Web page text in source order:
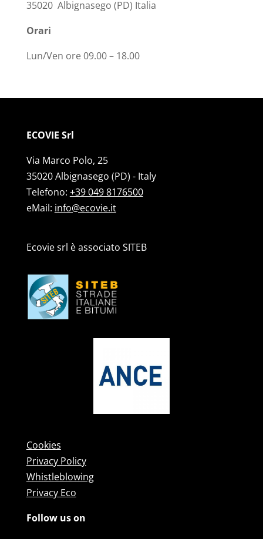
35020 Albignasego (PD) Italia
Orari
Lun/Ven ore 09.00 – 18.00
ECOVIE Srl
Via Marco Polo, 25
35020 Albignasego (PD) - Italy
Telefono: +39 049 8176500
eMail: info@ecovie.it
Ecovie srl è associato SITEB
Cookies
Privacy Policy
Whistleblowing
Privacy Eco
Follow us on